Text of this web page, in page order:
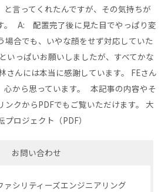
と言ってくれたんですが、その気持ちが
。 A: 配置完了後に見た目でやっぱり変
場合でも、いやな顔をせず対応していた
いっぱいお願いしましたが、すべてかな
さんには本当に感謝しています。 FEさん
心から思っています。 本記事の内容やそ
クからPDFでもご覧いただけます。 大
ロジェクト（PDF）
お問い合わせ
ァシリティーズエンジニアリング